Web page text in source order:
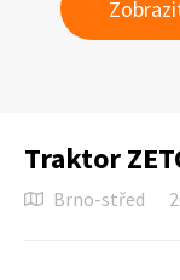
Traktor
Brno-střed